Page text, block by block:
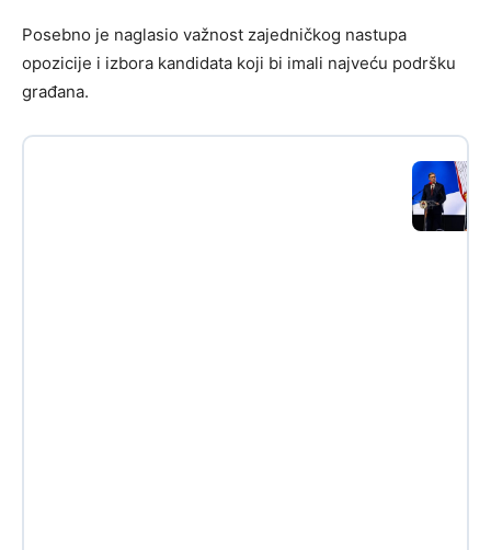
Posebno je naglasio važnost zajedničkog nastupa
opozicije i izbora kandidata koji bi imali najveću podršku
građana.